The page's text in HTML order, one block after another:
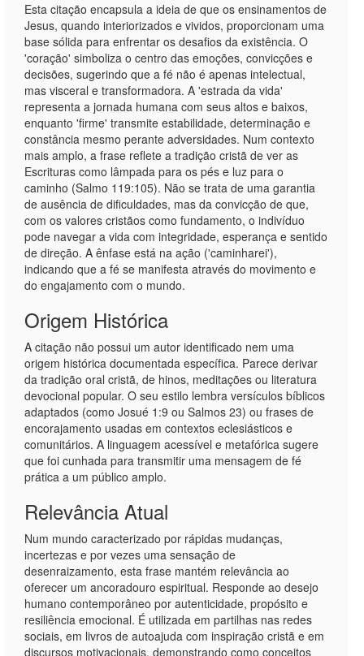
Esta citação encapsula a ideia de que os ensinamentos de
Jesus, quando interiorizados e vividos, proporcionam uma
base sólida para enfrentar os desafios da existência. O
'coração' simboliza o centro das emoções, convicções e
decisões, sugerindo que a fé não é apenas intelectual,
mas visceral e transformadora. A 'estrada da vida'
representa a jornada humana com seus altos e baixos,
enquanto 'firme' transmite estabilidade, determinação e
constância mesmo perante adversidades. Num contexto
mais amplo, a frase reflete a tradição cristã de ver as
Escrituras como lâmpada para os pés e luz para o
caminho (Salmo 119:105). Não se trata de uma garantia
de ausência de dificuldades, mas da convicção de que,
com os valores cristãos como fundamento, o indivíduo
pode navegar a vida com integridade, esperança e sentido
de direção. A ênfase está na ação ('caminharei'),
indicando que a fé se manifesta através do movimento e
do engajamento com o mundo.
Origem Histórica
A citação não possui um autor identificado nem uma
origem histórica documentada específica. Parece derivar
da tradição oral cristã, de hinos, meditações ou literatura
devocional popular. O seu estilo lembra versículos bíblicos
adaptados (como Josué 1:9 ou Salmos 23) ou frases de
encorajamento usadas em contextos eclesiásticos e
comunitários. A linguagem acessível e metafórica sugere
que foi cunhada para transmitir uma mensagem de fé
prática a um público amplo.
Relevância Atual
Num mundo caracterizado por rápidas mudanças,
incertezas e por vezes uma sensação de
desenraizamento, esta frase mantém relevância ao
oferecer um ancoradouro espiritual. Responde ao desejo
humano contemporâneo por autenticidade, propósito e
resiliência emocional. É utilizada em partilhas nas redes
sociais, em livros de autoajuda com inspiração cristã e em
discursos motivacionais, demonstrando como conceitos